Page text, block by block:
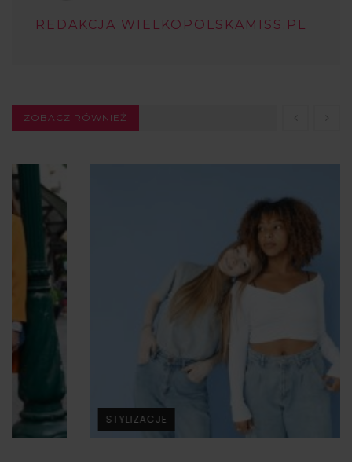
REDAKCJA WIELKOPOLSKAMISS.PL
ZOBACZ RÓWNIEŻ
STYLIZACJE